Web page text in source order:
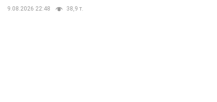
9.08.2026 22:48 38,9 т.